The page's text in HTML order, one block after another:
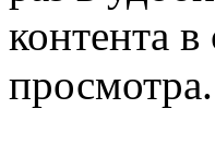
контента
просмотра.